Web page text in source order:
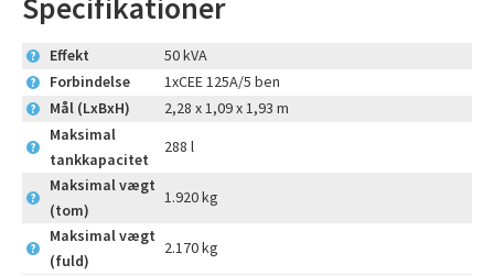
Specifikationer
? Effekt 50 kVA
? Forbindelse 1xCEE 125A/5 ben
? Mål (LxBxH) 2,28 x 1,09 x 1,93 m
?
Maksimal
tankkapacitet
288 l
?
Maksimal vægt
(tom)
1.920 kg
?
Maksimal vægt
(fuld)
2.170 kg